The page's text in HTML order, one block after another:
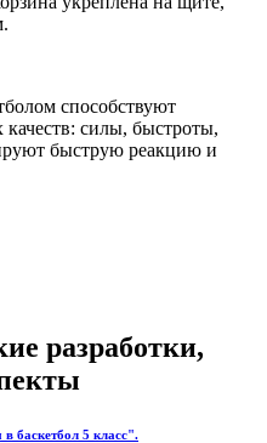
способствуют
силы, быстроты,
быструю реакцию и
разработки,
баскетбол 5 класс".